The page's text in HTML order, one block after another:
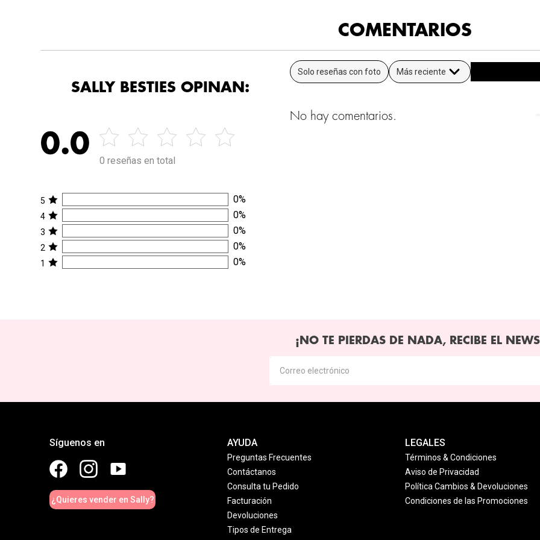
COMENTARIOS
SALLY BESTIES OPINAN:
0.0
0 reseñas en total
5 0%
4 0%
3 0%
2 0%
1 0%
Solo reseñas con foto Más reciente
No hay comentarios.
¡NO TE PIERDAS DE NADA, RECIBE EL
Síguenos en
¿Quieres vender en Sally?
AYUDA
Preguntas Frecuentes
Contáctanos
Consulta tu Pedido
Facturación
Devoluciones
Tipos de Entrega
LEGALES
Términos & Condiciones
Aviso de Privacidad
Política Cambios & Devoluciones
Condiciones de las Promociones